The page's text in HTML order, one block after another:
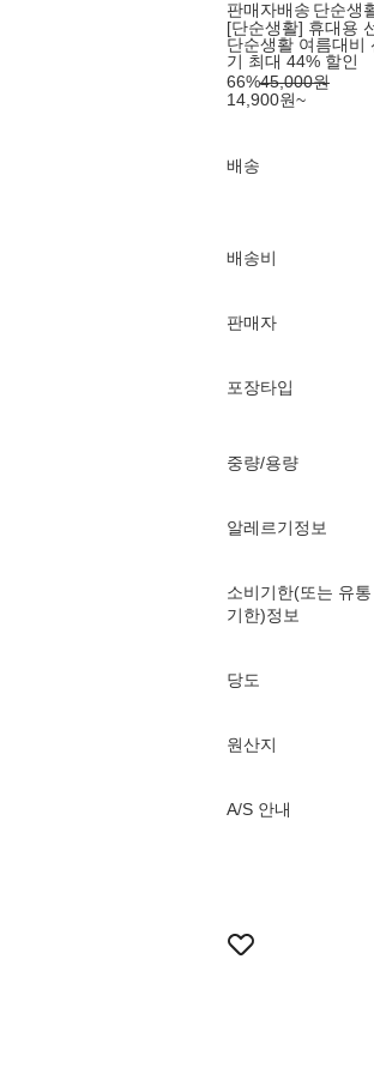
판매자배송 단순생
[단순생활] 휴대용
단순생활 여름대비
기 최대 44% 할인
66%45,000원
14,900원~
배송
배송비
판매자
포장타입
중량/용량
알레르기정보
소비기한(또는 유통
기한)정보
당도
원산지
A/S 안내